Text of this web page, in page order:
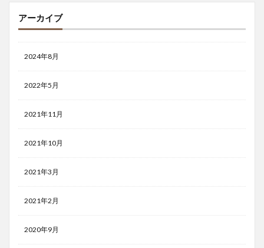
アーカイブ
2024年8月
2022年5月
2021年11月
2021年10月
2021年3月
2021年2月
2020年9月